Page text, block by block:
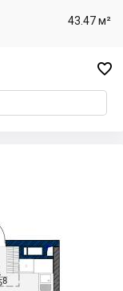
43.47 м²
